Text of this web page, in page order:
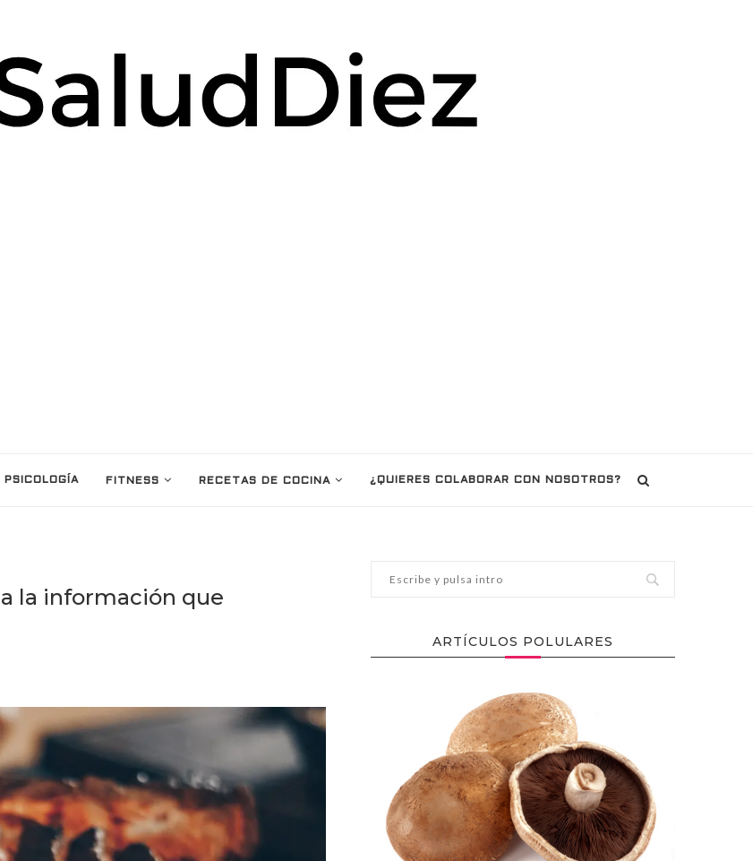
PSICOLOGÍA FITNESS RECETAS DE COCINA ¿QUIERES COLABORAR CON NOSOTROS?
la información que
ARTÍCULOS POLULARES